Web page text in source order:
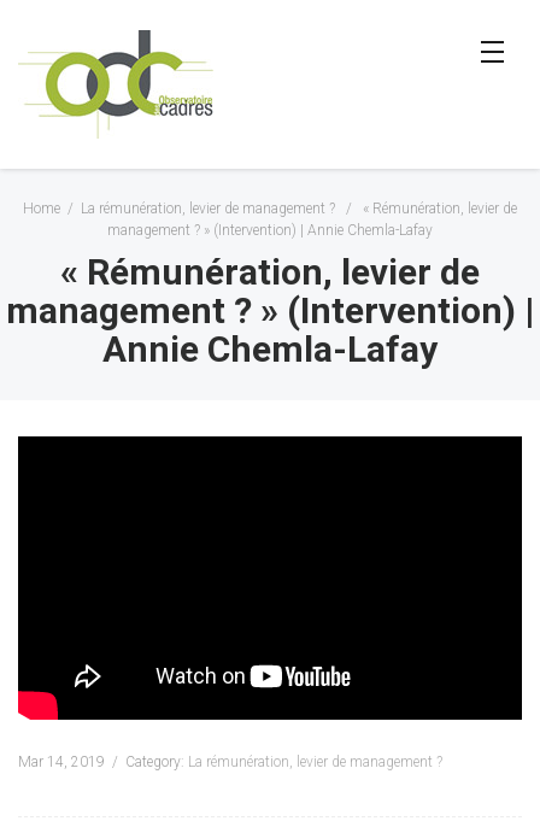
Home / La rémunération, levier de management ? /
« Rémunération, levier de
management ? » (Intervention) | Annie Chemla-Lafay
« Rémunération, levier de
management ? » (Intervention) |
Annie Chemla-Lafay
Mar 14, 2019 Category: La rémunération, levier de management ?